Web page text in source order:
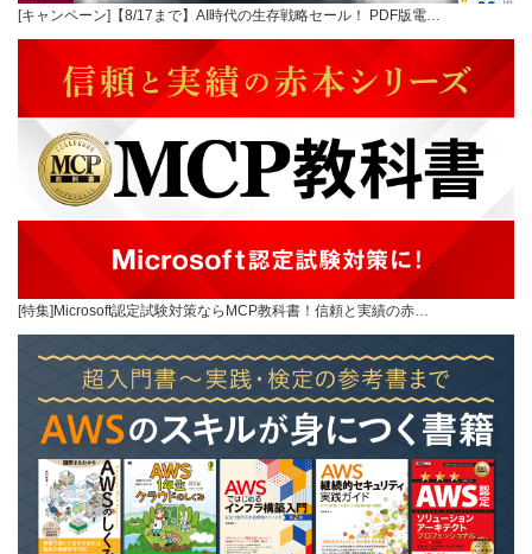
[キャンペーン]【8/17まで】AI時代の生存戦略セール！ PDF版電…
[特集]Microsoft認定試験対策ならMCP教科書！信頼と実績の赤…